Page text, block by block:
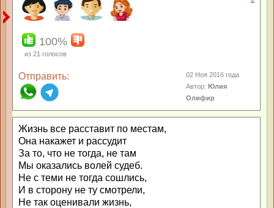
100%
из 21 голосов
Отправить:
02 Ноя 2016 года
Автор:Юлия
Олифир
Жизнь все расставит по местам,
Она накажет и рассудит
За то, что не тогда, не там
Мы оказались волей судеб.
Не с теми не тогда сошлись,
И в сторону не ту смотрели,
Не так оценивали жизнь,